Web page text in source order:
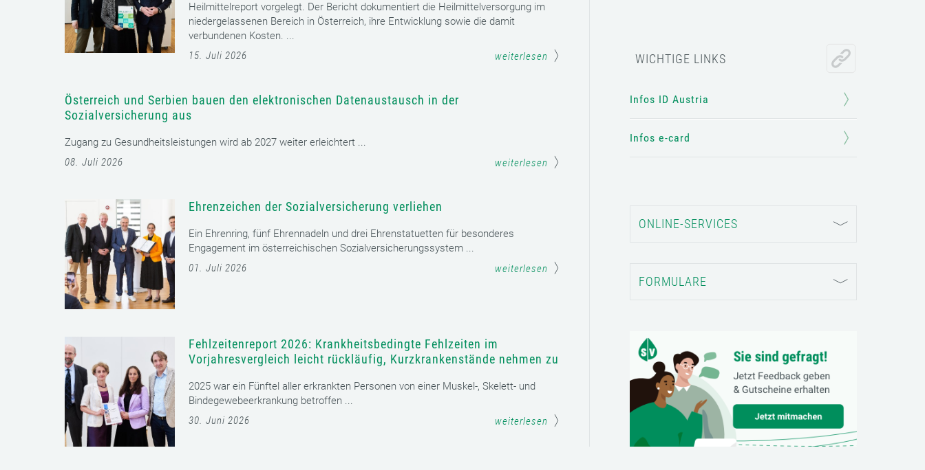
WICHTIGE LINKS
Infos ID Austria
Infos e-card
ONLINE-SERVICES
FORMULARE
Heilmittelreport vorgelegt. Der Bericht dokumentiert die Heilmittelversorgung im
niedergelassenen Bereich in Österreich, ihre Entwicklung sowie die damit
verbundenen Kosten. ...
15. Juli 2026
weiterlesen
Österreich und Serbien bauen den elektronischen Datenaustausch in der
Sozialversicherung aus
Zugang zu Gesundheitsleistungen wird ab 2027 weiter erleichtert ...
08. Juli 2026
weiterlesen
Ehrenzeichen der Sozialversicherung verliehen
Ein Ehrenring, fünf Ehrennadeln und drei Ehrenstatuetten für besonderes
Engagement im österreichischen Sozialversicherungssystem ...
01. Juli 2026
weiterlesen
Fehlzeitenreport 2026: Krankheitsbedingte Fehlzeiten im
Vorjahresvergleich leicht rückläufig, Kurzkrankenstände nehmen zu
2025 war ein Fünftel aller erkrankten Personen von einer Muskel-, Skelett- und
Bindegewebeerkrankung betroffen ...
30. Juni 2026
weiterlesen